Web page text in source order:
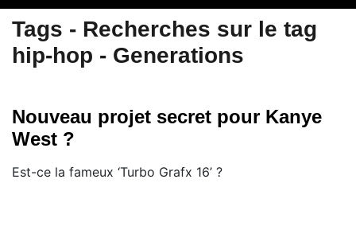
Tags - Recherches sur le tag
hip-hop - Generations
Nouveau projet secret pour Kanye
West ?
Est-ce la fameux ‘Turbo Grafx 16’ ?